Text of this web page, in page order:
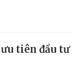
tiên đầu tư